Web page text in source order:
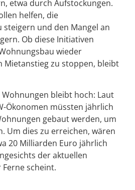
etwa durch Aufstockungen.
helfen, die
und den Mangel an
Ob diese Initiativen
wieder
Mietanstieg zu stoppen, bleibt
bleibt hoch: Laut
Ökonomen müssten jährlich
gebaut werden, um
Um dies zu erreichen, wären
20 Milliarden Euro jährlich
der aktuellen
scheint.